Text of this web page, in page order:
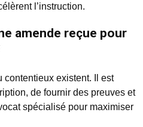
l’instruction.
amende reçue pour
contentieux existent. Il est
de fournir des preuves et
spécialisé pour maximiser